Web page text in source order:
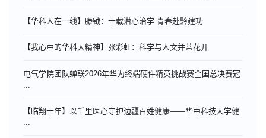
【华科人在一线】滕钺：十载潜心治学 青春赴黔建功
【我心中的华科大精神】张彩虹：科学与人文并蒂花开
电气学院团队蝉联2026年华为终端硬件精英挑战赛全国总决赛冠
【临翔十年】以千里医心守护边疆百姓健康——华中科技大学健
...